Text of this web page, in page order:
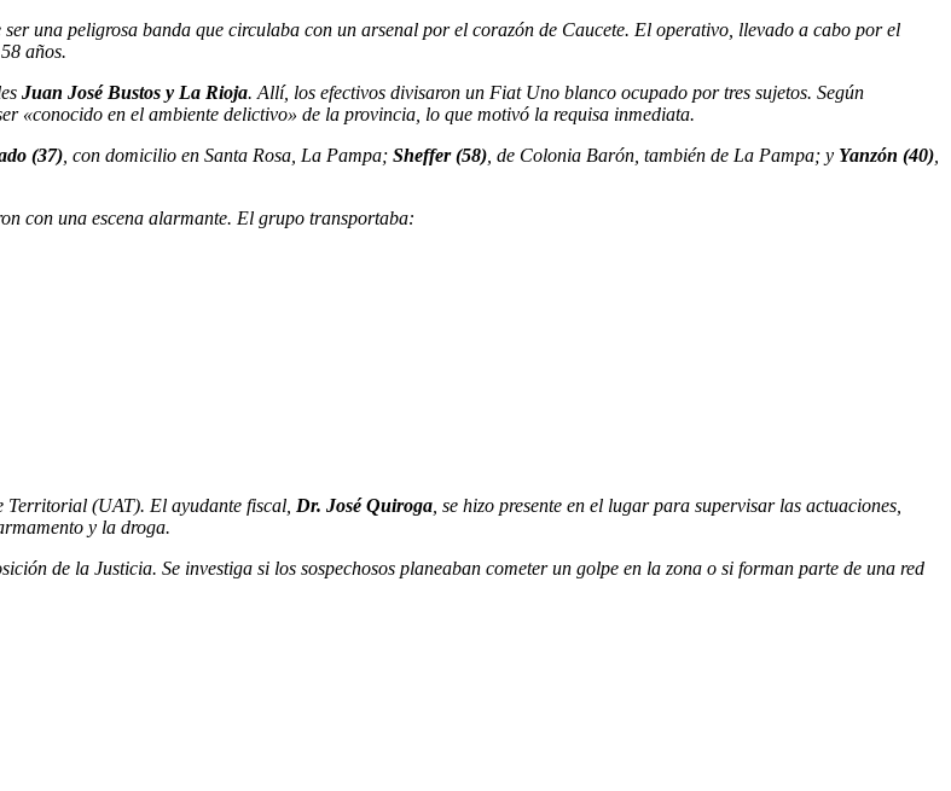
una peligrosa banda que circulaba con un arsenal por el corazón de Caucete. El operativo, llevado a cabo por el
años.
Juan José Bustos y La Rioja. Allí, los efectivos divisaron un Fiat Uno blanco ocupado por tres sujetos. Según
«conocido en el ambiente delictivo» de la provincia, lo que motivó la requisa inmediata.
(37) , con domicilio en Santa Rosa, La Pampa; Sheffer (58) , de Colonia Barón, también de La Pampa; y Yanzón (40)
con una escena alarmante. El grupo transportaba:
(UAT). El ayudante fiscal, Dr. José Quiroga , se hizo presente en el lugar para supervisar las actuaciones,
y la droga.
de la Justicia. Se investiga si los sospechosos planeaban cometer un golpe en la zona o si forman parte de una red